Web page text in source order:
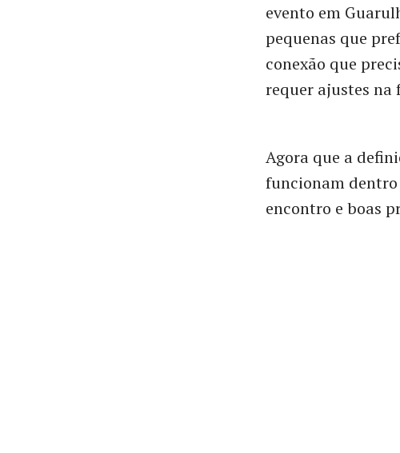
evento em
pequenas que
conexão que
requer ajustes na
Agora que a
funcionam dentro
encontro e boas